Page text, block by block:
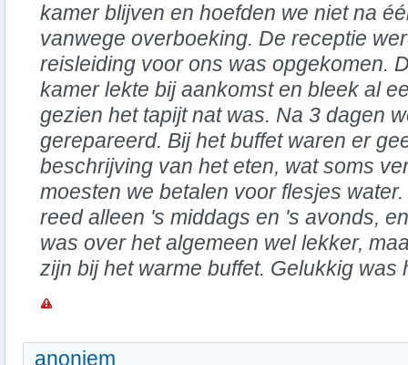
kamer blijven en hoefden we niet na
vanwege overboeking. De receptie
reisleiding voor ons was opgekomen.
kamer lekte bij aankomst en bleek al
gezien het tapijt nat was. Na 3 dagen
gerepareerd. Bij het buffet waren er
beschrijving van het eten, wat soms
moesten we betalen voor flesjes
reed alleen 's middags en 's avonds,
was over het algemeen wel lekker,
zijn bij het warme buffet. Gelukkig was
anoniem